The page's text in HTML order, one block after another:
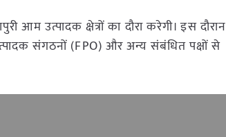
आम उत्पादक क्षेत्रों का दौरा करेगी। इस दौरान
उत्पादक संगठनों (FPO) और अन्य संबंधित पक्षों से